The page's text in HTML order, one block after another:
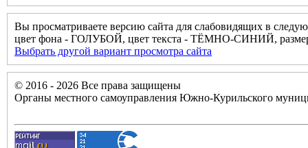
Вы просматриваете версию сайта для слабовидящих в
цвет фона - ГОЛУБОЙ, цвет текста - ТЁМНО-СИНИЙ,
Выбрать другой вариант просмотра сайта
© 2016 - 2026 Все права защищены
Органы местного самоуправления Южно-Курильского